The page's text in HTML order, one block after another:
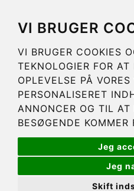
VI BRUGER
VI BRUGER COOKIES
TEKNOLOGIER FOR AT
OPLEVELSE PÅ
PERSONALISERET
ANNONCER OG TIL AT
BESØGENDE KOMMER
Jeg
Jeg
Skift